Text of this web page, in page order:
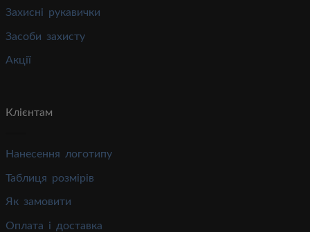
Захисні рукавички
Засоби захисту
Акції
Клієнтам
Нанесення логотипу
Таблиця розмірів
Як замовити
Оплата і доставка